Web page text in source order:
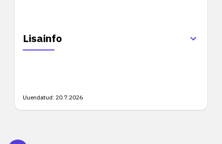
Lisainfo
Uuendatud: 20.7.2026